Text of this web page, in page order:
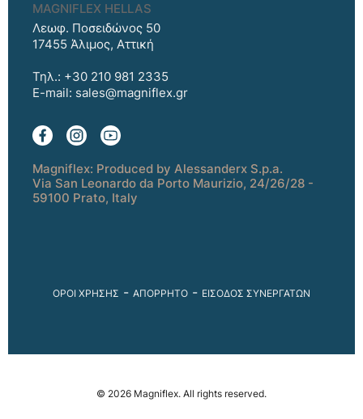
MAGNIFLEX HELLAS
Λεωφ. Ποσειδώνος 50
17455 Άλιμος, Αττική
Τηλ.: +30 210 981 2335
E-mail: sales@magniflex.gr
Magniflex: Produced by Alessanderx S.p.a.
Via San Leonardo da Porto Maurizio, 24/26/28 -
59100 Prato, Italy
ΟΡΟΙ ΧΡΗΣΗΣ - ΑΠΟΡΡΗΤΟ - ΕΙΣΟΔΟΣ ΣΥΝΕΡΓΑΤΩΝ
© 2026 Magniflex. All rights reserved.